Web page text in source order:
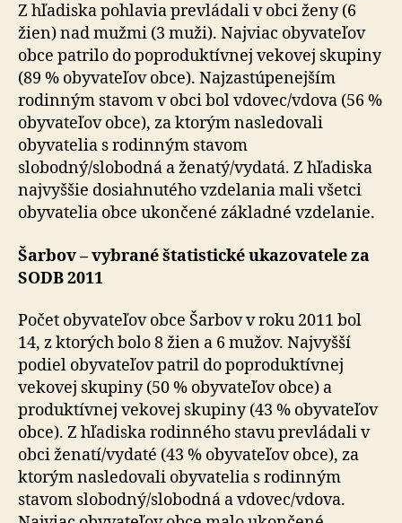
Z hľadiska pohlavia prevládali v obci ženy (6
žien) nad mužmi (3 muži). Najviac obyvateľov
obce patrilo do poproduktívnej vekovej skupiny
(89 % obyvateľov obce). Najzastúpenejším
rodinným stavom v obci bol vdovec/vdova (56 %
obyvateľov obce), za ktorým nasledovali
obyvatelia s rodinným stavom
slobodný/slobodná a ženatý/vydatá. Z hľadiska
najvyššie dosiahnutého vzdelania mali všetci
obyvatelia obce ukončené základné vzdelanie.
Šarbov – vybrané štatistické ukazovatele za
SODB 2011
Počet obyvateľov obce Šarbov v roku 2011 bol
14, z ktorých bolo 8 žien a 6 mužov. Najvyšší
podiel obyvateľov patril do poproduktívnej
vekovej skupiny (50 % obyvateľov obce) a
produktívnej vekovej skupiny (43 % obyvateľov
obce). Z hľadiska rodinného stavu prevládali v
obci ženatí/vydaté (43 % obyvateľov obce), za
ktorým nasledovali obyvatelia s rodinným
stavom slobodný/slobodná a vdovec/vdova.